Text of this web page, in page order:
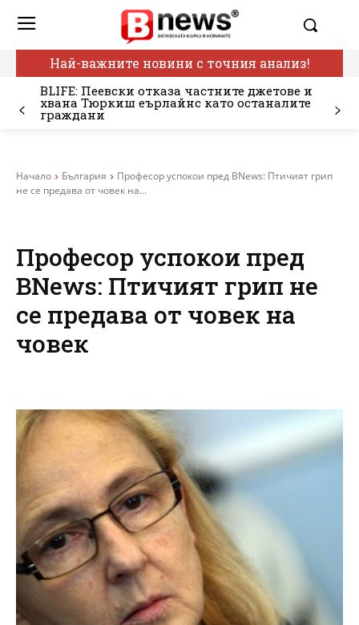
Най-важните новини с точния анализ!
BLIFE: Пеевски отказа частните джетове и
хвана Тюркиш еърлайнс като останалите
граждани
Начало България
Професор успокои пред BNews: Птичият грип
не се предава от човек на...
Професор успокои пред
BNews: Птичият грип не
се предава от човек на
човек